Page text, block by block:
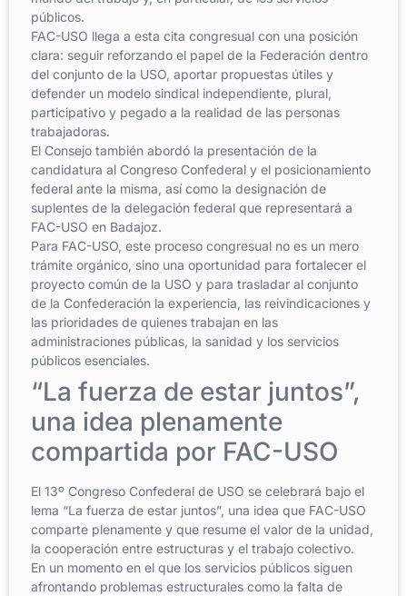
públicos.
FAC-USO llega a esta cita congresual con una posición
clara: seguir reforzando el papel de la Federación dentro
del conjunto de la USO, aportar propuestas útiles y
defender un modelo sindical independiente, plural,
participativo y pegado a la realidad de las personas
trabajadoras.
El Consejo también abordó la presentación de la
candidatura al Congreso Confederal y el posicionamiento
federal ante la misma, así como la designación de
suplentes de la delegación federal que representará a
FAC-USO en Badajoz.
Para FAC-USO, este proceso congresual no es un mero
trámite orgánico, sino una oportunidad para fortalecer el
proyecto común de la USO y para trasladar al conjunto
de la Confederación la experiencia, las reivindicaciones y
las prioridades de quienes trabajan en las
administraciones públicas, la sanidad y los servicios
públicos esenciales.
“La fuerza de estar juntos”,
una idea plenamente
compartida por FAC-USO
El 13º Congreso Confederal de USO se celebrará bajo el
lema “La fuerza de estar juntos”, una idea que FAC-USO
comparte plenamente y que resume el valor de la unidad,
la cooperación entre estructuras y el trabajo colectivo.
En un momento en el que los servicios públicos siguen
afrontando problemas estructurales como la falta de